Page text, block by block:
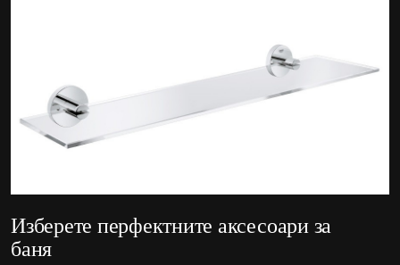
Изберете перфектните аксесоари за
баня